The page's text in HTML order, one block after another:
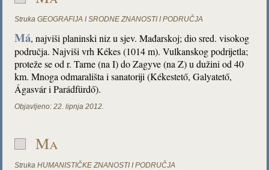
Struka GEOGRAFIJA I SRODNE ZNANOSTI I PODRUČJA
Má, najviši planinski niz u sjev. Mađarskoj; dio sred. visokog
područja. Najviši vrh Kékes (1014 m). Vulkanskog podrijetla;
proteže se od r. Tarne (na I) do Zagyve (na Z) u dužini od 40
km. Mnoga odmarališta i sanatoriji (Kékestető, Galyatető,
Ágasvár i Parádfürdő).
Objavljeno: 22. lipnja 2012.
Ma
Struka HUMANISTIČKE ZNANOSTI I PODRUČJA